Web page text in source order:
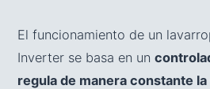
El funcionamiento de un
Inverter se basa en un
regula de manera constante